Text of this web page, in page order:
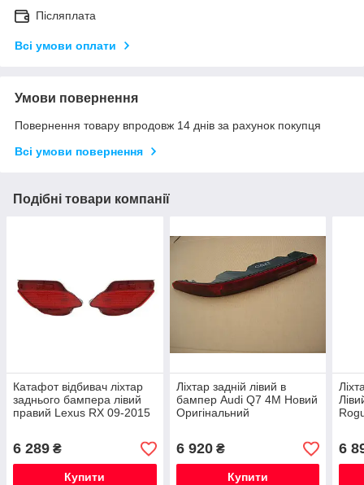
Післяплата
Всі умови оплати
Умови повернення
Повернення товару впродовж 14 днів за рахунок покупця
Всі умови повернення
Подібні товари компанії
Катафот відбивач ліхтар
заднього бампера лівий
правий Lexus RX 09-2015
6 289 ₴
Купити
Ліхтар задній лівий в
бампер Audi Q7 4M Новий
Оригінальний
6 920₴
Купити
6